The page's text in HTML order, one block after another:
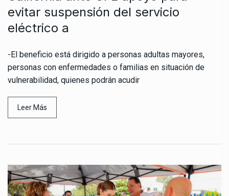
evitar suspensión del servicio
eléctrico a
-El beneficio está dirigido a personas adultas mayores,
personas con enfermedades o familias en situación de
vulnerabilidad, quienes podrán acudir
Leer Más